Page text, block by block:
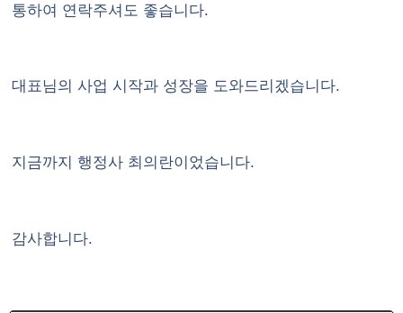
통하여 연락주셔도 좋습니다.
대표님의 사업 시작과 성장을 도와드리겠습니다.
지금까지 행정사 최의란이었습니다.
감사합니다.